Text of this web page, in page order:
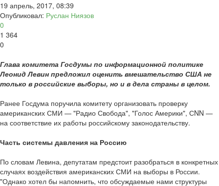
19 апрель, 2017, 08:39
Опубликовал: Руслан Ниязов
0
1 364
0
Глава комитета Госдумы по информационной политике
Леонид Левин предложил оценить вмешательство США не
только в российские выборы, но и в дела страны в целом.
Ранее Госдума поручила комитету организовать проверку
американских СМИ — "Радио Свобода", "Голос Америки", СNN —
на соответствие их работы российскому законодательству.
Часть системы давления на Россию
По словам Левина, депутатам предстоит разобраться в конкретных
случаях воздействия американских СМИ на выборы в России.
"Однако хотел бы напомнить, что обсуждаемые нами структуры